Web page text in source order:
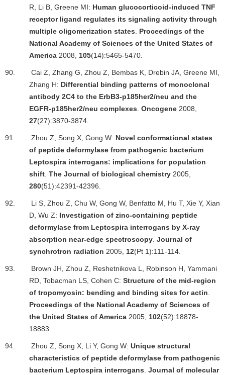
R, Li B, Greene MI: Human glucocorticoid-induced TNF
receptor ligand regulates its signaling activity through
multiple oligomerization states. Proceedings of the
National Academy of Sciences of the United States of
America 2008, 105(14):5465-5470.
90.
Cai Z, Zhang G, Zhou Z, Bembas K, Drebin JA, Greene MI,
Zhang H: Differential binding patterns of monoclonal
antibody 2C4 to the ErbB3-p185her2/neu and the
EGFR-p185her2/neu complexes. Oncogene 2008,
27(27):3870-3874.
91. Zhou Z, Song X, Gong W: Novel conformational states
of peptide deformylase from pathogenic bacterium
Leptospira interrogans: implications for population
shift. The Journal of biological chemistry 2005,
280(51):42391-42396.
92.
Li S, Zhou Z, Chu W, Gong W, Benfatto M, Hu T, Xie Y, Xian
D, Wu Z: Investigation of zinc-containing peptide
deformylase from Leptospira interrogans by X-ray
absorption near-edge spectroscopy. Journal of
synchrotron radiation 2005, 12(Pt 1):111-114.
93.
Brown JH, Zhou Z, Reshetnikova L, Robinson H, Yammani
RD, Tobacman LS, Cohen C: Structure of the mid-region
of tropomyosin: bending and binding sites for actin.
Proceedings of the National Academy of Sciences of
the United States of America 2005, 102(52):18878-
18883.
94. Zhou Z, Song X, Li Y, Gong W: Unique structural
characteristics of peptide deformylase from pathogenic
bacterium Leptospira interrogans. Journal of molecular